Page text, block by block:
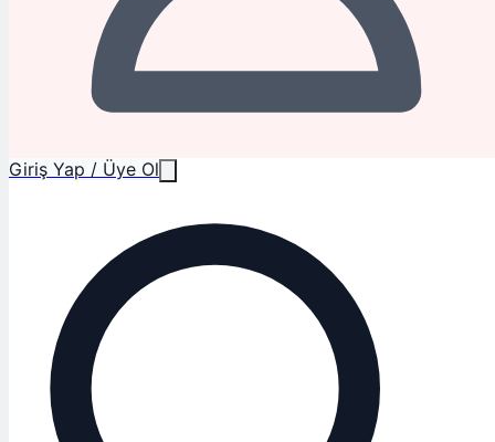
Giriş Yap / Üye Ol